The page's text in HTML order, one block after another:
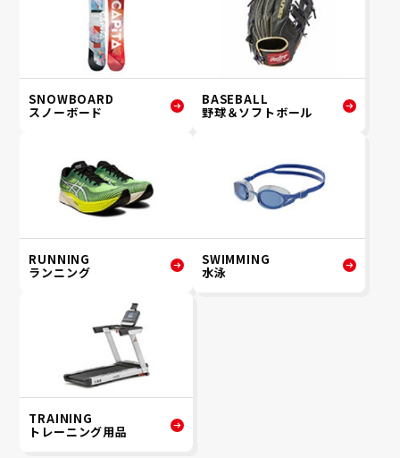
SNOWBOARD
スノーボード
BASEBALL
野球＆ソフトボール
RUNNING
ランニング
SWIMMING
水泳
TRAINING
トレーニング用品